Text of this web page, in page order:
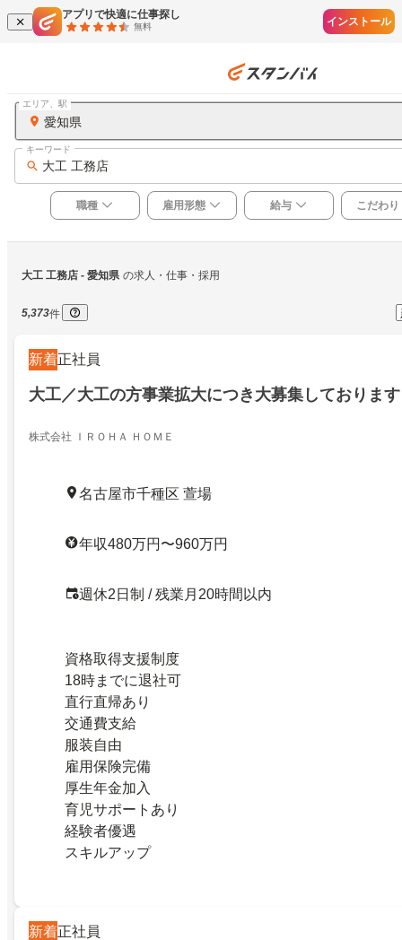
アプリで快適に仕事探し
無料 インストール
愛知県
エリア、駅
大工 工務店
キーワード
職種 雇用形態 給与 こだわり
大工 工務店 - 愛知県 の求人・仕事・採用
5,373件
新着正社員
大工／大工の方事業拡大につき大募集しております
株式会社 ＩＲＯＨＡ ＨＯＭＥ
名古屋市千種区 萱場
年収480万円〜960万円
週休2日制 / 残業月20時間以内
資格取得支援制度
18時までに退社可
直行直帰あり
交通費支給
服装自由
雇用保険完備
厚生年金加入
育児サポートあり
経験者優遇
スキルアップ
新着正社員